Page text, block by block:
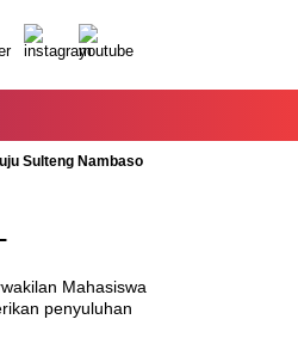
Sulteng Nambaso